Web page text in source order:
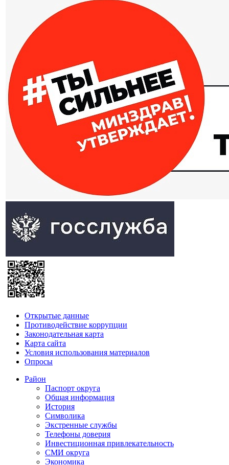
Открытые данные
Противодействие коррупции
Законодательная карта
Карта сайта
Условия использования материалов
Опросы
Район
Паспорт округа
Общая информация
История
Символика
Экстренные службы
Телефоны доверия
Инвестиционная привлекательность
СМИ округа
Экономика